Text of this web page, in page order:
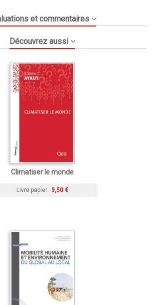
et commentaires
Découvrez aussi
Climatiser le monde
Livre papier 9,50 €